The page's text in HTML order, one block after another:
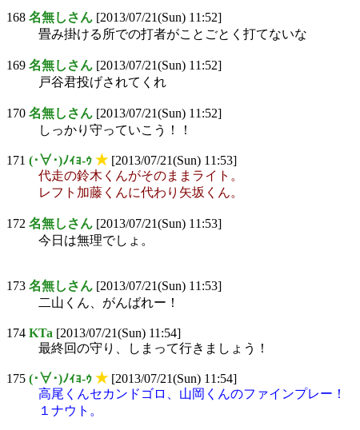
168 名無しさん [2013/07/21(Sun) 11:52]
畳み掛ける所での打者がことごとく打てないな
169 名無しさん [2013/07/21(Sun) 11:52]
戸谷君投げされてくれ
170 名無しさん [2013/07/21(Sun) 11:52]
しっかり守っていこう！！
171 (･∀･)ﾉｨｮ-ｩ ★ [2013/07/21(Sun) 11:53]
代走の鈴木くんがそのままライト。
レフト加藤くんに代わり矢坂くん。
172 名無しさん [2013/07/21(Sun) 11:53]
今日は無理でしょ。
173 名無しさん [2013/07/21(Sun) 11:53]
二山くん、がんばれー！
174 KTa [2013/07/21(Sun) 11:54]
最終回の守り、しまって行きましょう！
175 (･∀･)ﾉｨｮ-ｩ ★ [2013/07/21(Sun) 11:54]
高尾くんセカンドゴロ、山岡くんのファインプレー！
１ナウト。